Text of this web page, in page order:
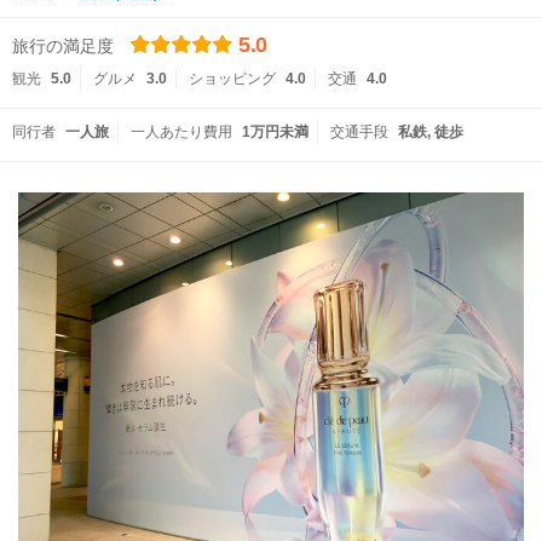
旅行の満足度 5.0
観光 5.0 グルメ 3.0 ショッピング 4.0 交通 4.0
同行者 一人旅 一人あたり費用 1万円未満 交通手段 私鉄 徒歩